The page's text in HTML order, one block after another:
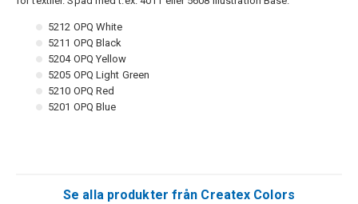
5212 OPQ White
5211 OPQ Black
5204 OPQ Yellow
5205 OPQ Light Green
5210 OPQ Red
5201 OPQ Blue
Se alla produkter från Createx Colors